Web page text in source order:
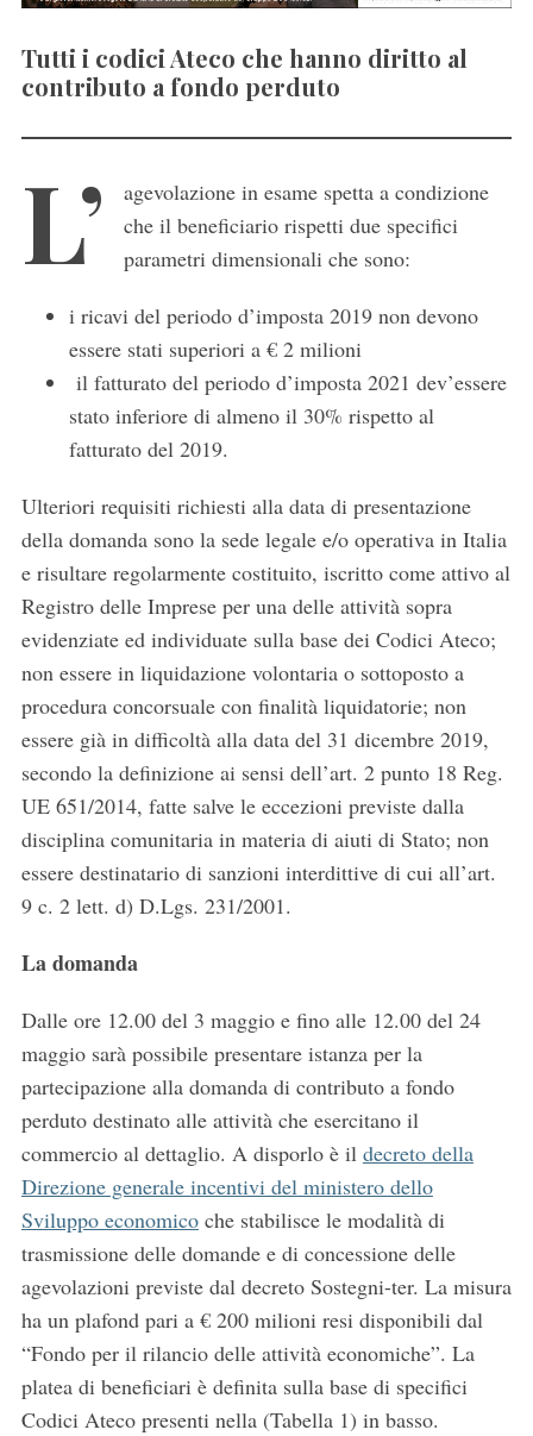
Tutti i codici Ateco che hanno diritto al
contributo a fondo perduto
L’
agevolazione in esame spetta a condizione
che il beneficiario rispetti due specifici
parametri dimensionali che sono:
i ricavi delperiodo d’imposta 2019non devono
essere stati superiori a € 2 milioni
il fatturatodel periodo d’imposta 2021 dev’essere
stato inferiore di almeno il30% rispetto al
fatturato del 2019.
Ulteriori requisitirichiesti alla data di presentazione
della domanda sono la sede legale e/o operativa in Italia
e risultare regolarmente costituito, iscritto come attivo al
Registro delle Imprese per una delle attività sopra
evidenziate ed individuate sulla base dei Codici Ateco;
non essere in liquidazione volontaria o sottoposto a
procedura concorsuale con finalità liquidatorie; non
essere già in difficoltà alla data del 31 dicembre 2019,
secondo la definizione ai sensi dell’art. 2 punto 18 Reg.
UE 651/2014, fatte salve le eccezioni previste dalla
disciplina comunitaria in materia di aiuti di Stato; non
essere destinatario di sanzioni interdittive di cui all’art.
9 c. 2 lett. d) D.Lgs. 231/2001.
La domanda
Dalle ore 12.00 del 3 maggio e fino alle 12.00 del 24
maggio sarà possibile presentare istanza per la
partecipazione alla domanda di contributoa fondo
perdutodestinato alle attività che esercitano il
commercio al dettaglio. A disporlo è il decreto della
Direzione generale incentivi del ministero dello
Sviluppo economicoche stabilisce le modalità di
trasmissione delle domande e di concessione delle
agevolazioni previste dal decreto Sostegni-ter. La misura
ha un plafond pari a€ 200 milioniresi disponibili dal
“Fondo per il rilancio delle attività economiche”. La
platea di beneficiari è definita sulla base di specifici
Codici Ateco presenti nella (Tabella 1) in basso.